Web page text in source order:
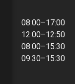
08:00–17:00
12:00–12:50
08:00–15:30
09:30–15:30